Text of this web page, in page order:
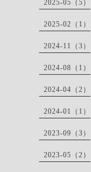
2025-05（5）
2025-02（1）
2024-11（3）
2024-08（1）
2024-04（2）
2024-01（1）
2023-09（3）
2023-05（2）